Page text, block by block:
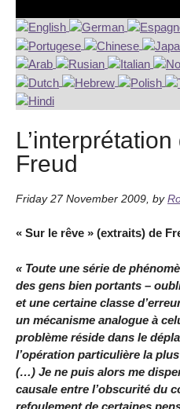
Freud
Friday 27 November 2009 by
« Sur le rêve » (extraits) de
« Toute une série de
des gens bien portants –
et une certaine classe
un mécanisme analogue à
problème réside dans le
l’opération particulière la
(…) Je ne puis alors me
causale entre l’obscurité du